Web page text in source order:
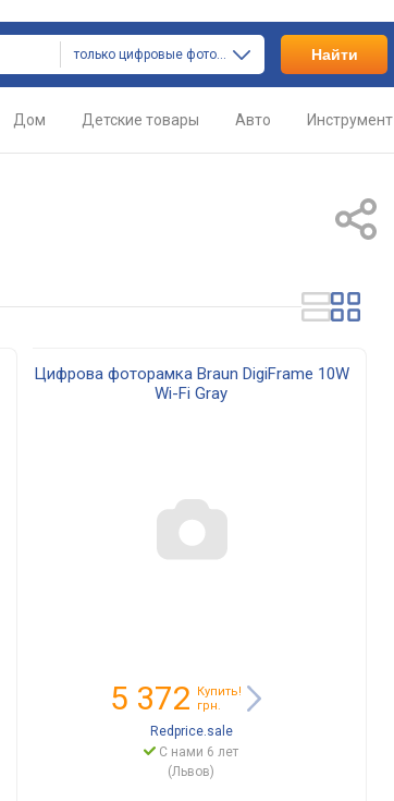
только цифровые фоторамки Найти
Дом Детские товары Авто Инструмент
Цифрова фоторамка Braun DigiFrame 10W
Wi-Fi Gray
5 372
Купить!
грн.
Redprice.sale
С нами 6 лет
(Львов)